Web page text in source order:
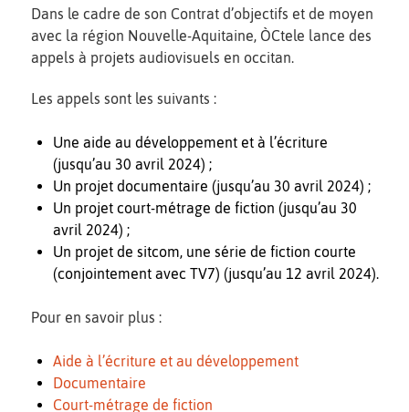
Dans le cadre de son Contrat d’objectifs et de moyen
avec la région Nouvelle-Aquitaine, ÒCtele lance des
appels à projets audiovisuels en occitan.
Les appels sont les suivants :
Une aide au développement et à l’écriture
(jusqu’au 30 avril 2024) ;
Un projet documentaire (jusqu’au 30 avril 2024) ;
Un projet court-métrage de fiction (jusqu’au 30
avril 2024) ;
Un projet de sitcom, une série de fiction courte
(conjointement avec TV7) (jusqu’au 12 avril 2024).
Pour en savoir plus :
Aide à l’écriture et au développement
Documentaire
Court-métrage de fiction